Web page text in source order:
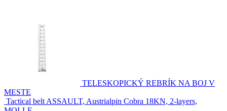
TELESKOPICKÝ REBRÍK NA BOJ V
MESTE
Tactical belt ASSAULT, Austrialpin Cobra 18KN, 2-layers,